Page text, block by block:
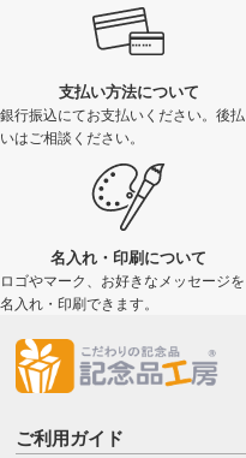
支払い方法について
銀行振込にてお支払いください。後払
いはご相談ください。
名入れ・印刷について
ロゴやマーク、お好きなメッセージを
名入れ・印刷できます。
ご利用ガイド